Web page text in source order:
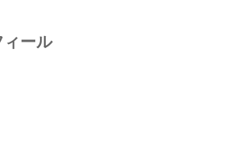
ィール